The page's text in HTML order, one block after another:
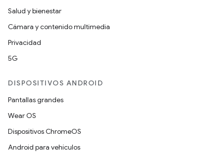
Salud y bienestar
Cámara y contenido multimedia
Privacidad
5G
DISPOSITIVOS ANDROID
Pantallas grandes
Wear OS
Dispositivos ChromeOS
Android para vehículos